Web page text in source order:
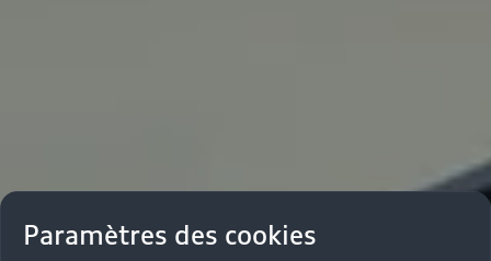
Paramètres des cookies